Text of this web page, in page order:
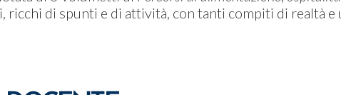
ricchi di spunti e di attività, con tanti compiti di realtà e